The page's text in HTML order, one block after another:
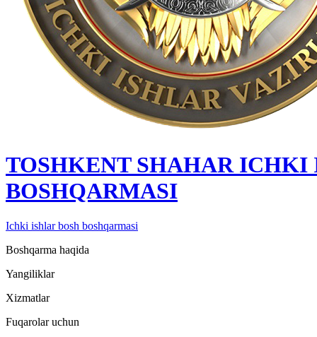
TOSHKENT SHAHAR IСHKI
BOSHQARMASI
Ichki ishlar bosh boshqarmasi
Boshqarma haqida
Yangiliklar
Xizmatlar
Fuqarolar uchun